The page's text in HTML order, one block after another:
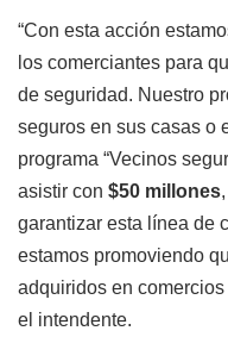
“Con esta acción
los comerciantes para
de seguridad. Nuestro
seguros en sus casas o
programa “Vecinos
asistir con $50 millones
garantizar esta línea de
estamos promoviendo
adquiridos en
el intendente.